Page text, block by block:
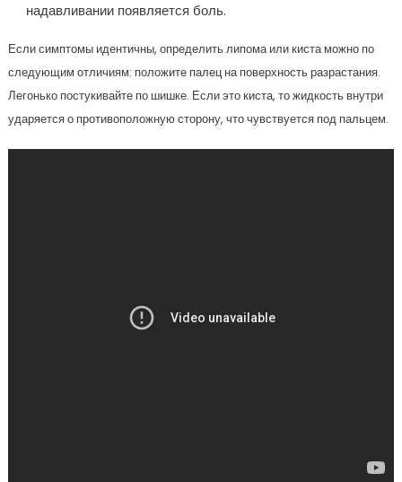
надавливании появляется боль.
Если симптомы идентичны, определить липома или киста можно по
следующим отличиям: положите палец на поверхность разрастания.
Легонько постукивайте по шишке. Если это киста, то жидкость внутри
ударяется о противоположную сторону, что чувствуется под пальцем.